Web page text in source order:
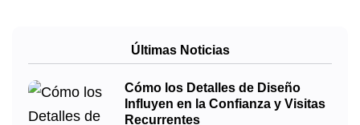
Últimas Noticias
Cómo los Detalles de Diseño
Influyen en la Confianza y Visitas
Recurrentes